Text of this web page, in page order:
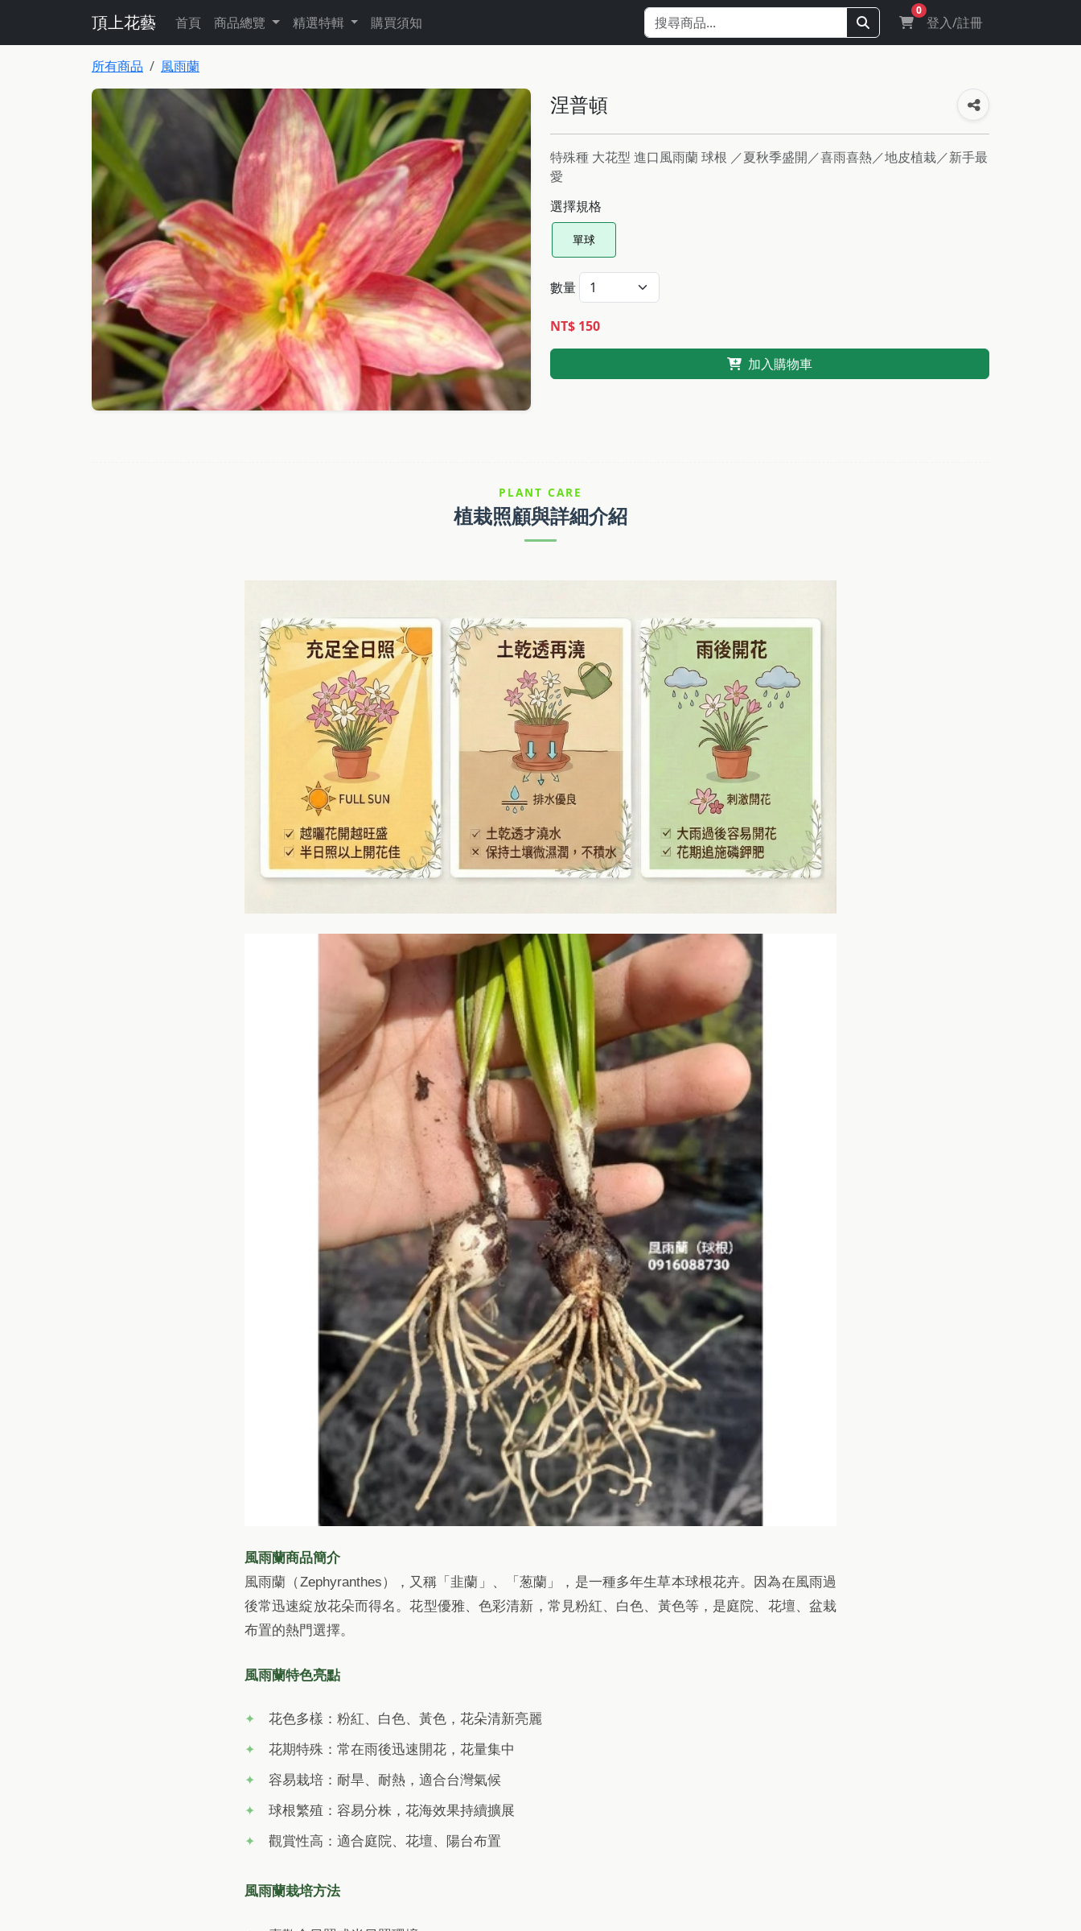
頂上花藝 首頁 商品總覽 精選特輯 購買須知
0
登入/註冊
所有商品 風雨蘭
涅普頓
特殊種 大花型 進口風雨蘭 球根 ／夏秋季盛開／喜雨喜熱／地皮植栽／新手最
愛
選擇規格
單球
數量
NT$ 150
加入購物車
PLANT CARE
植栽照顧與詳細介紹
風雨蘭商品簡介
風雨蘭（Zephyranthes），又稱「韭蘭」、「葱蘭」，是一種多年生草本球根花卉。因為在風雨過
後常迅速綻放花朵而得名。花型優雅、色彩清新，常見粉紅、白色、黃色等，是庭院、花壇、盆栽
布置的熱門選擇。
風雨蘭特色亮點
花色多樣：粉紅、白色、黃色，花朵清新亮麗
花期特殊：常在雨後迅速開花，花量集中
容易栽培：耐旱、耐熱，適合台灣氣候
球根繁殖：容易分株，花海效果持續擴展
觀賞性高：適合庭院、花壇、陽台布置
風雨蘭栽培方法